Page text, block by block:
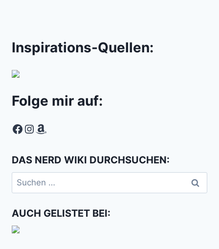
Inspirations-Quellen:
Folge mir auf:
Facebook
Instagram
Amazon
DAS NERD WIKI DURCHSUCHEN:
Suchen
nach:
AUCH GELISTET BEI: